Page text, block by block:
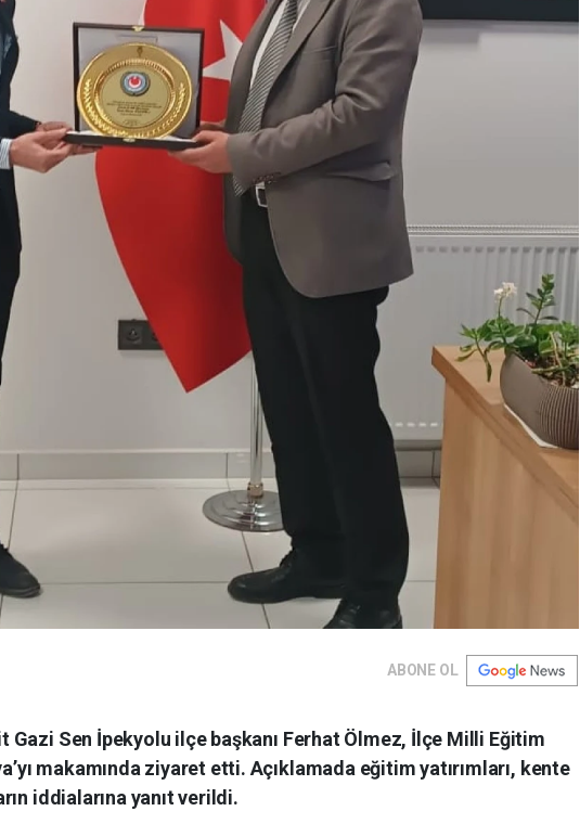
ABONE OL
Gazi Sen İpekyolu ilçe başkanı Ferhat Ölmez, İlçe Milli Eğitim
makamında ziyaret etti. Açıklamada eğitim yatırımları, kente
iddialarına yanıt verildi.